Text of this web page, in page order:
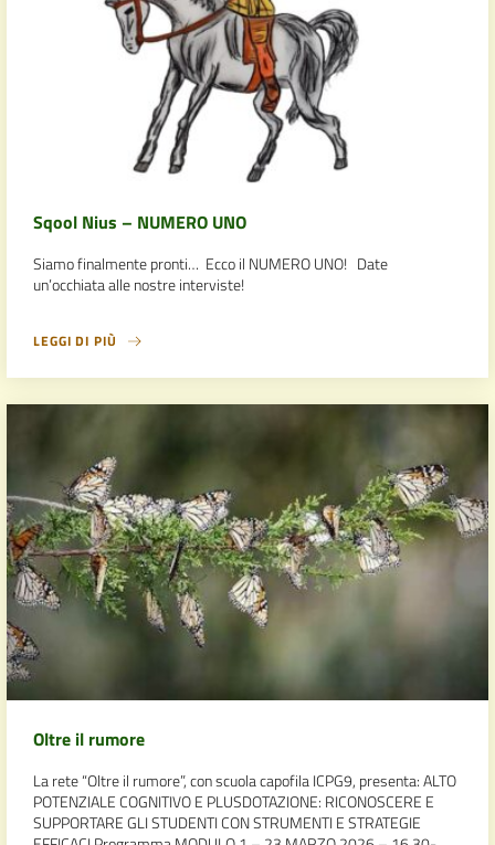
Sqool Nius – NUMERO UNO
Siamo finalmente pronti… Ecco il NUMERO UNO! Date
un’occhiata alle nostre interviste!
LEGGI DI PIÙ
Oltre il rumore
La rete “Oltre il rumore”, con scuola capofila ICPG9, presenta: ALTO
POTENZIALE COGNITIVO E PLUSDOTAZIONE: RICONOSCERE E
SUPPORTARE GLI STUDENTI CON STRUMENTI E STRATEGIE